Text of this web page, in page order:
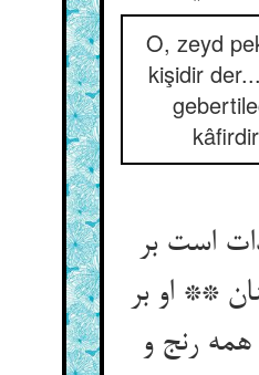
O, zeyd
kişidir
است بر
** او بر
همه رنج و